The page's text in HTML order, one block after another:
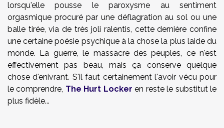
lorsqu'elle pousse le paroxysme au sentiment
orgasmique procuré par une déflagration au sol ou une
balle tirée, via de très joli ralentis, cette dernière confine
une certaine poésie psychique à la chose la plus laide du
monde. La guerre, le massacre des peuples, ce n'est
effectivement pas beau, mais ça conserve quelque
chose d'enivrant. S'il faut certainement l'avoir vécu pour
le comprendre, The Hurt Locker en reste le substitut le
plus fidèle...